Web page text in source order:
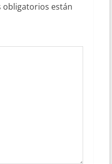
obligatorios están